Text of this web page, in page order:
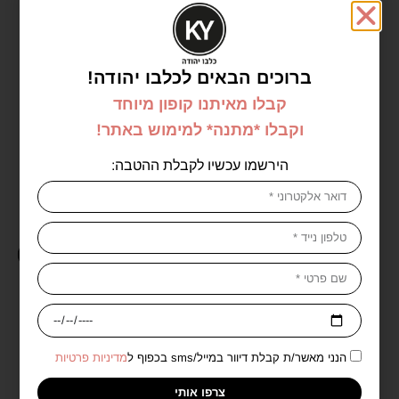
LancômeTEINT IDOLE
FOUNDATION STICK 13
Advanced Multi-Protection
מוצרים נוספים מהמותג Sisley - סיסלי
חדש! חדש!
ברוכים הבאים לכלבו יהודה!
קבלו מאיתנו קופון מיוחד
וקבלו *מתנה* למימוש באתר!
הירשמו עכשיו לקבלת ההטבה:
הנני מאשר/ת קבלת דיוור במייל/sms בכפוף ל מדיניות פרטיות
צרפו אותי